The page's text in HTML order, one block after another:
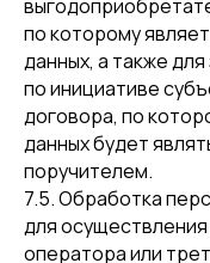
по которому
данных, а также
по инициативе
договора, по
данных будет
поручителем.
7.5. Обработка
для
оператора или